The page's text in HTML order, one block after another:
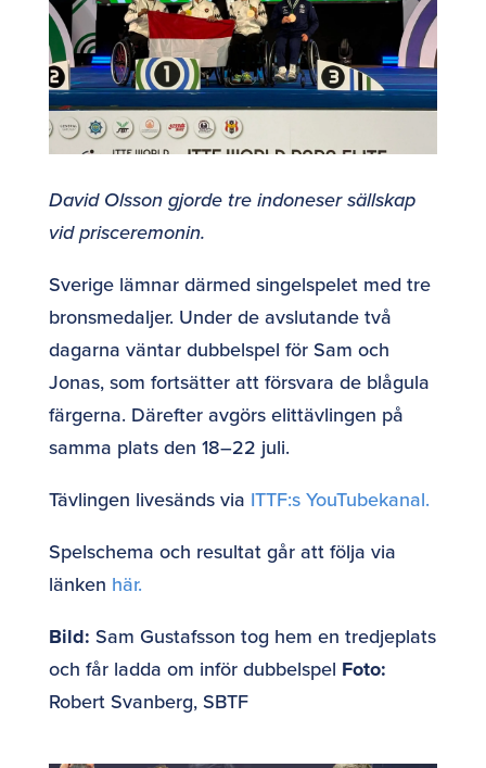
David Olsson gjorde tre indoneser sällskap
vid prisceremonin.
Sverige lämnar därmed singelspelet med tre
bronsmedaljer. Under de avslutande två
dagarna väntar dubbelspel för Sam och
Jonas, som fortsätter att försvara de blågula
färgerna. Därefter avgörs elittävlingen på
samma plats den 18–22 juli.
Tävlingen livesänds via ITTF:s YouTubekanal.
Spelschema och resultat går att följa via
länken här.
Bild: Sam Gustafsson tog hem en tredjeplats
och får ladda om inför dubbelspel Foto:
Robert Svanberg, SBTF